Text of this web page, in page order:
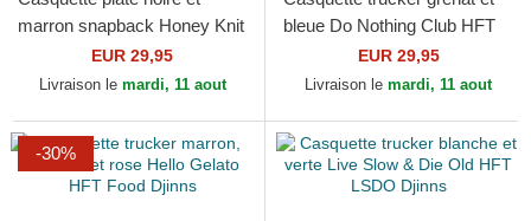
marron snapback Honey Knit
EUR 29,95
Livraison le mardi, 11 aout
bleue Do Nothing Club HFT
DNC 1.3 Djinns
EUR 29,95
Livraison le mardi, 11 aout
-30%